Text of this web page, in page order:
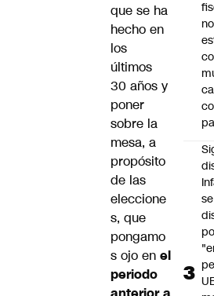
que se ha
hecho en
los
últimos
30 años y
poner
sobre la
mesa, a
propósito
de las
eleccione
s, que
pongamo
s ojo en el
periodo
se